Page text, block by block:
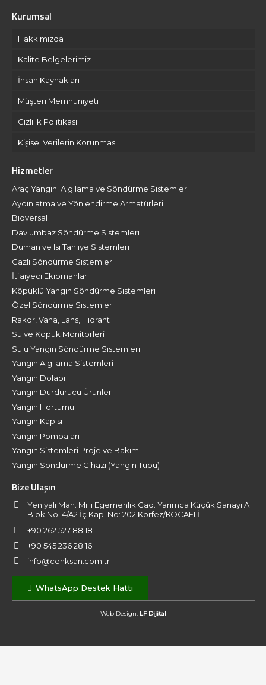
Kurumsal
Hakkımızda
Kalite Belgelerimiz
İnsan Kaynakları
Müşteri Memnuniyeti
Gizlilik Politikası
Kişisel Verilerin Korunması
Hizmetler
Araç Yangını Algılama ve Söndürme Sistemleri
Aydınlatma ve Yönlendirme Armatürleri
Bioversal
Davlumbaz Söndürme Sistemleri
Duman ve Isı Tahliye Sistemleri
Gazlı Söndürme Sistemleri
İtfaiyeci Ekipmanları
Köpüklü Yangın Söndürme Sistemleri
Özel Söndürme Sistemleri
Rakor, Vana, Lans, Hidrant
Su ve Köpük Monitörleri
Sulu Yangın Söndürme Sistemleri
Yangın Algılama Sistemleri
Yangın Dolabı
Yangın Durdurucu Ürünler
Yangın Hortumu
Yangın Kapısı
Yangın Pompaları
Yangın Sistemleri Proje ve Bakım
Yangın Söndürme Cihazı (Yangın Tüpü)
Bize Ulaşın
Yeniyalı Mah. Milli Egemenlik Cad. Yarımca Küçük Sanayi A
Blok No: 4/A2 İç Kapı No: 202 Körfez/KOCAELİ
+90 262 527 88 18
+90 545 236 28 16
info@cenksan.com.tr
WhatsApp Destek Hattı
Web Design: LF Dijital